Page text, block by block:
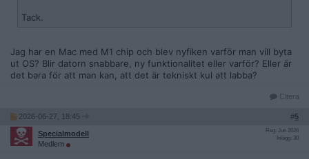
Tack.
Jag har en Mac med M1 chip och blev nyfiken varför man vill byta
ut OS? Blir datorn snabbare, ny funktionalitet eller varför? Eller är
det bara för att man kan, att det är tekniskt kul att labba?
Citera
2026-06-27, 18:45 #5
Specialmodell
Medlem
Reg: Jun 2026
Inlägg: 30